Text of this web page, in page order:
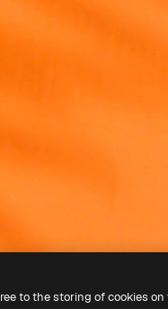
to the storing of cookies